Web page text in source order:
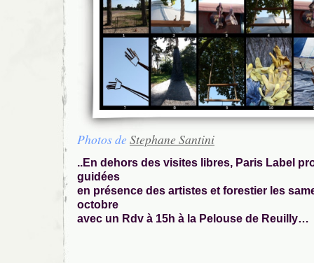
Photos de Stephane Santini
..En dehors des visites libres, Paris Label
guidées
en présence des artistes et forestier les
octobre
avec un Rdv à 15h à la Pelouse de Reuilly…